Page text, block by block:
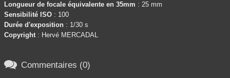
Longueur de focale équivalente en 35mm : 25 mm
Sensibilité ISO : 100
Durée d'exposition : 1/30 s
Copyright: Hervé MERCADAL
 Commentaires (0)